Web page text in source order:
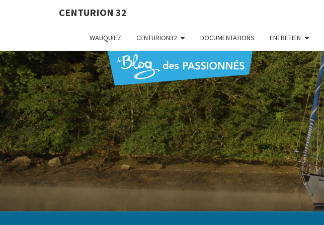
CENTURION 32
WAUQUIEZ CENTURION32 DOCUMENTATIONS ENTRETIEN